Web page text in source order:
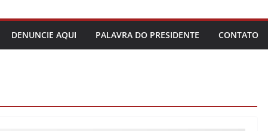
DENUNCIE AQUI PALAVRA DO PRESIDENTE CONTATO